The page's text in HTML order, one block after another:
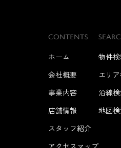
ホーム
会社概要
事業内容
店舗情報
スタッフ紹介
アクセスマップ
物件
エリ
沿線
地図